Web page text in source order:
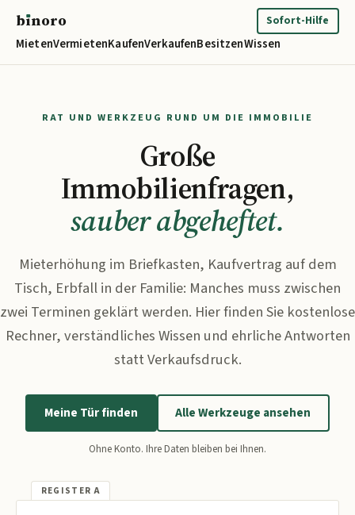
bınoro
MietenVermietenKaufenVerkaufenBesitzenWissen
Sofort-Hilfe
RAT UND WERKZEUG RUND UM DIE IMMOBILIE
Große
Immobilienfragen,
sauber abgeheftet.
Mieterhöhung im Briefkasten, Kaufvertrag auf dem
Tisch, Erbfall in der Familie: Manches muss zwischen
zwei Terminen geklärt werden. Hier finden Sie kostenlose
Rechner, verständliches Wissen und ehrliche Antworten
statt Verkaufsdruck.
Meine Tür finden Alle Werkzeuge ansehen
Ohne Konto. Ihre Daten bleiben bei Ihnen.